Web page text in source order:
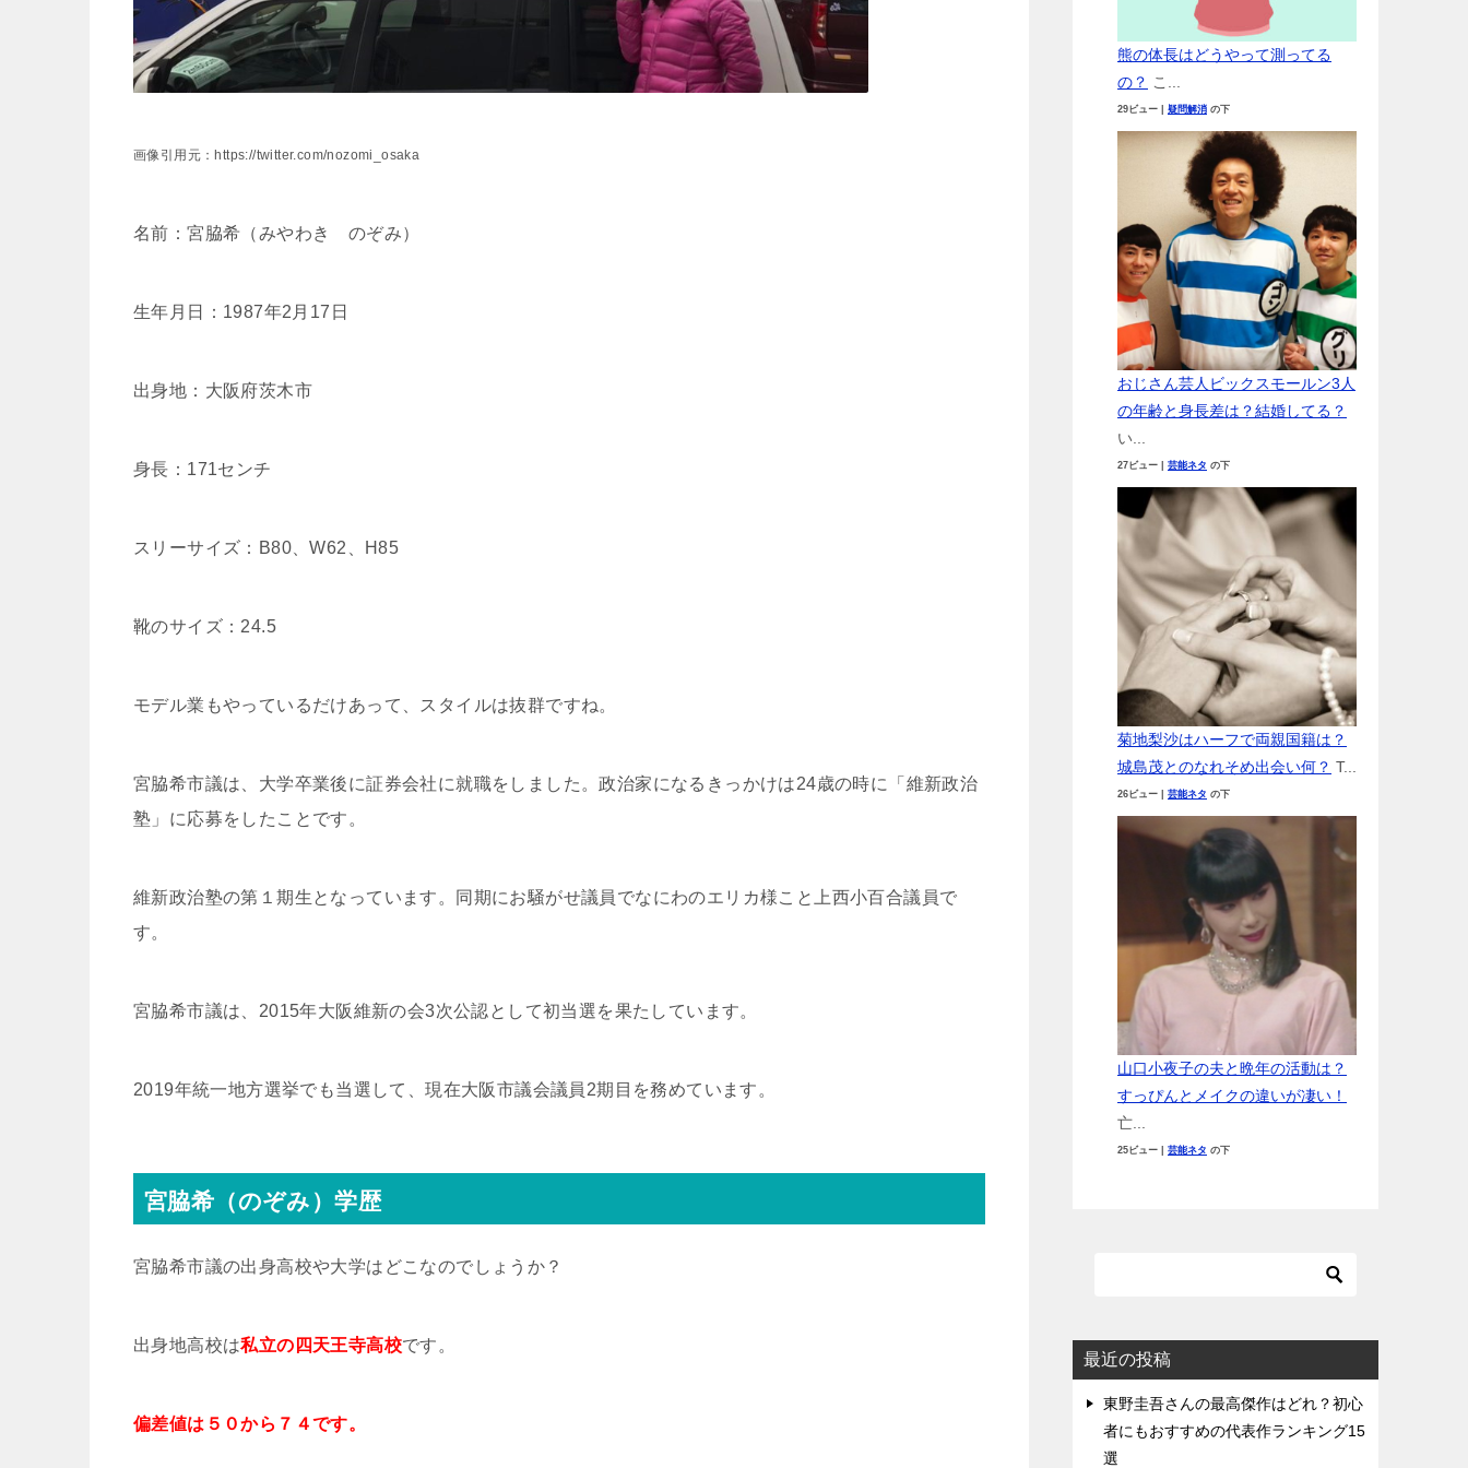
画像引用元：https://twitter.com/nozomi_osaka
名前：宮脇希（みやわき のぞみ）
生年月日：1987年2月17日
出身地：大阪府茨木市
身長：171センチ
スリーサイズ：B80、W62、H85
靴のサイズ：24.5
モデル業もやっているだけあって、スタイルは抜群ですね。
宮脇希市議は、大学卒業後に証券会社に就職をしました。政治家になるきっかけは24歳の時に「維新政治
塾」に応募をしたことです。
維新政治塾の第１期生となっています。同期にお騒がせ議員でなにわのエリカ様こと上西小百合議員で
す。
宮脇希市議は、2015年大阪維新の会3次公認として初当選を果たしています。
2019年統一地方選挙でも当選して、現在大阪市議会議員2期目を務めています。
宮脇希（のぞみ）学歴
宮脇希市議の出身高校や大学はどこなのでしょうか？
出身地高校は私立の四天王寺高校です。
偏差値は５０から７４です。
熊の体長はどうやって測ってる
の？ こ...
29ビュー 疑問解消 の下
おじさん芸人ビックスモールン3人
の年齢と身長差は？結婚してる？
い...
27ビュー 芸能ネタ の下
菊地梨沙はハーフで両親国籍は？
城島茂とのなれそめ出会い何？ T...
26ビュー 芸能ネタ の下
山口小夜子の夫と晩年の活動は？
すっぴんとメイクの違いが凄い！
亡...
25ビュー 芸能ネタ の下
最近の投稿
東野圭吾さんの最高傑作はどれ？初心
者にもおすすめの代表作ランキング15
選